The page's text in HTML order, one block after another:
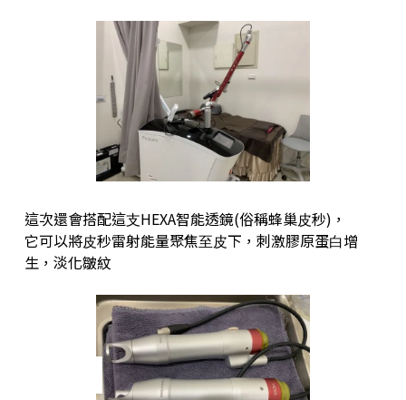
這次還會搭配這⽀HEXA智能透鏡(俗稱蜂巢⽪秒)，
它可以將⽪秒雷射能量聚焦⾄⽪下，刺激膠原蛋⽩增
⽣，淡化皺紋